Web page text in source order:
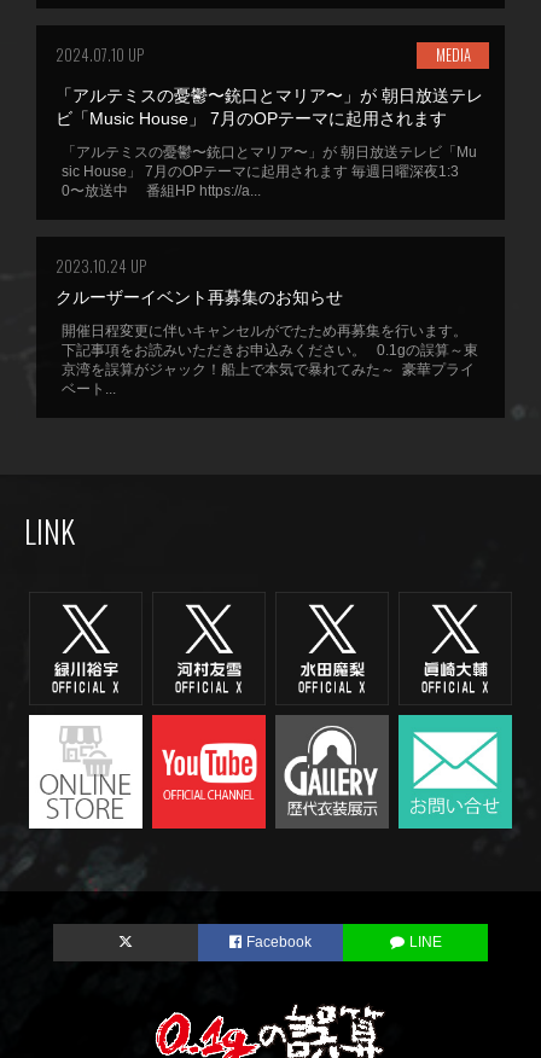
2024.07.10 UP MEDIA
「アルテミスの憂鬱〜銃口とマリア〜」が 朝日放送テレ
ビ「Music House」 7月のOPテーマに起用されます
「アルテミスの憂鬱〜銃口とマリア〜」が 朝日放送テレビ「Mu
sic House」 7月のOPテーマに起用されます 毎週日曜深夜1:3
0〜放送中 番組HP https://a...
2023.10.24 UP
クルーザーイベント再募集のお知らせ
開催日程変更に伴いキャンセルがでたため再募集を行います。
下記事項をお読みいただきお申込みください。 0.1gの誤算～東
京湾を誤算がジャック！船上で本気で暴れてみた～ 豪華プライ
ベート...
LINK
Facebook LINE